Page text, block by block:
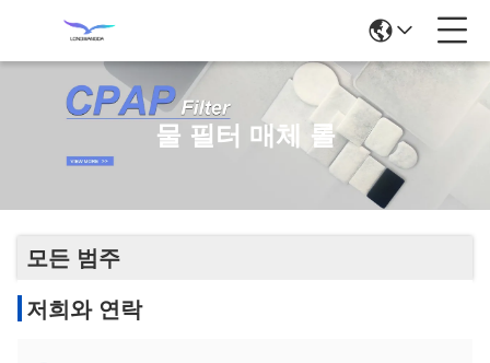
물 필터 매체 롤
모든 범주
저희와 연락